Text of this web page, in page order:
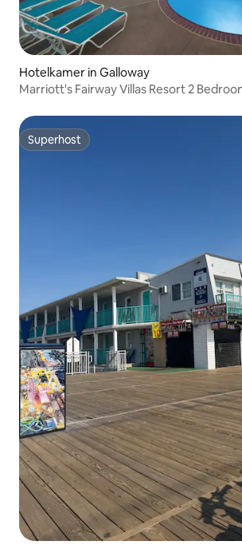
Hotelkamer in Galloway
Marriott's Fairway Villas Resort 2
Superhost
Superhost